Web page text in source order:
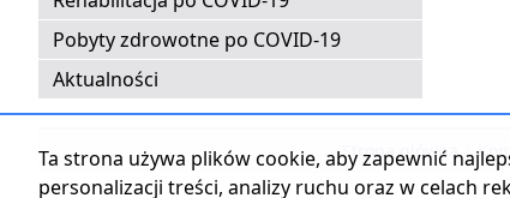
Pobyty zdrowotne po COVID-19
Aktualności
Strona główna |
Ta strona używa plików cookie, aby zapewnić
personalizacji treści, analizy ruchu oraz w celach